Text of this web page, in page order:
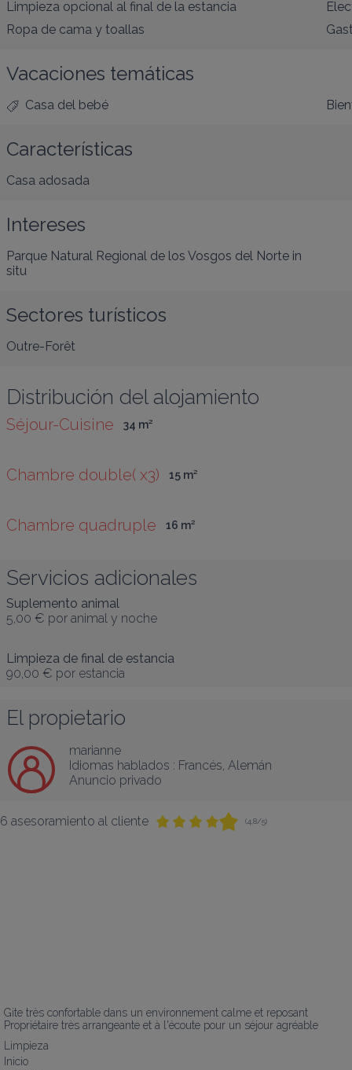
Limpieza opcional al final de la estancia
Ropa de cama y toallas
Vacaciones temáticas
Casa del bebé
Características
Casa adosada
Intereses
Parque Natural Regional de los Vosgos del Norte in
situ
Sectores turísticos
Outre-Forêt
Distribución del alojamiento
Séjour-Cuisine 34 m²
Chambre double( x3) 15 m²
Chambre quadruple 16 m²
Servicios adicionales
Suplemento animal
5,00 € por animal y noche
Limpieza de final de estancia
90,00 € por estancia
El propietario
marianne
Idiomas hablados : Francés, Alemán
Anuncio privado
6 asesoramiento al cliente (4,8/5)
Gite très confortable dans un environnement calme et reposant
Propriétaire très arrangeante et à l'écoute pour un séjour agréable
Limpieza
Inicio